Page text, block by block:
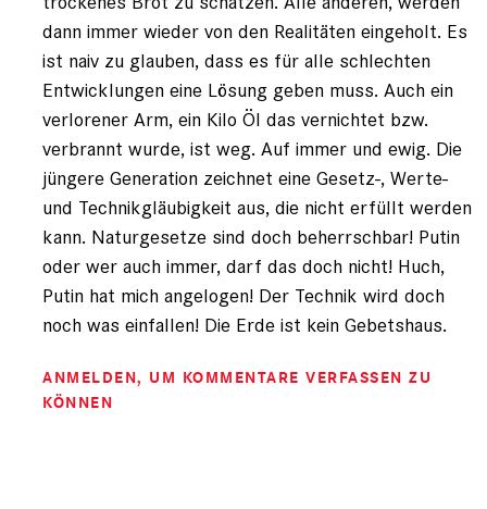
dann immer wieder von den Realitäten eingeholt. Es
ist naiv zu glauben, dass es für alle schlechten
Entwicklungen eine Lösung geben muss. Auch ein
verlorener Arm, ein Kilo Öl das vernichtet bzw.
verbrannt wurde, ist weg. Auf immer und ewig. Die
jüngere Generation zeichnet eine Gesetz-, Werte-
und Technikgläubigkeit aus, die nicht erfüllt werden
kann. Naturgesetze sind doch beherrschbar! Putin
oder wer auch immer, darf das doch nicht! Huch,
Putin hat mich angelogen! Der Technik wird doch
noch was einfallen! Die Erde ist kein Gebetshaus.
ANMELDEN, UM KOMMENTARE VERFASSEN ZU
KÖNNEN